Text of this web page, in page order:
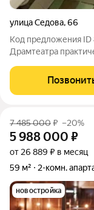
улица Седова,66
Код предложения ID
Драмтеатра практически готовое решение для комфортной
проживания, так и
ремонтом. Вся
7 485 000₽ –20%
5 988 000 ₽
от 26 889 ₽ в месяц
59 м²
2-комн.
новостройка